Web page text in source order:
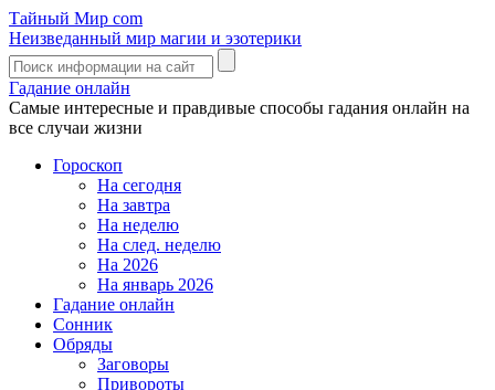
Тайный Мир com
Неизведанный мир магии и эзотерики
Гадание онлайн
Самые интересные и правдивые способы гадания онлайн на
все случаи жизни
Гороскоп
На сегодня
На завтра
На неделю
На след. неделю
На 2026
На январь 2026
Гадание онлайн
Сонник
Обряды
Заговоры
Привороты